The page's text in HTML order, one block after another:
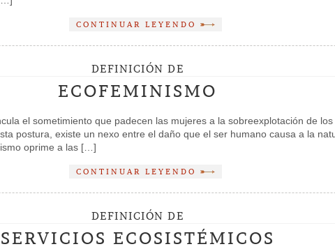
CONTINUAR LEYENDO
DEFINICIÓN DE
ECOFEMINISMO
el sometimiento que padecen las mujeres a la sobreexplotación de
postura, existe un nexo entre el daño que el ser humano causa a la
oprime a las […]
CONTINUAR LEYENDO
DEFINICIÓN DE
SERVICIOS ECOSISTÉMICOS